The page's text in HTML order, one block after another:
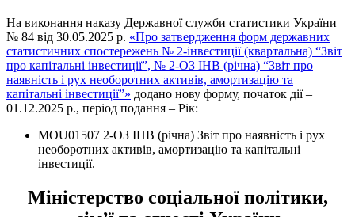
На виконання наказу Державної служби статистики України
№ 84 від 30.05.2025 р. «Про затвердження форм державних
статистичних спостережень № 2-інвестиції (квартальна) “Звіт
про капітальні інвестиції”, № 2-ОЗ ІНВ (річна) “Звіт про
наявність і рух необоротних активів, амортизацію та
капітальні інвестиції”» додано нову форму, початок дії –
01.12.2025 р., період подання – Рік:
MOU01507 2-ОЗ ІНВ (річна) Звіт про наявність і рух
необоротних активів, амортизацію та капітальні
інвестиції.
Міністерство соціальної політики,